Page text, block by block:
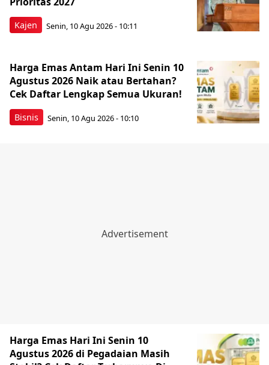
Kajen Senin, 10 Agu 2026 - 10:11
Bisnis
Harga Emas Antam Hari Ini Senin 10
Agustus 2026 Naik atau Bertahan?
Cek Daftar Lengkap Semua Ukuran!
Senin, 10 Agu 2026 - 10:10
Harga Emas Hari Ini Senin 10
Agustus 2026 di Pegadaian Masih